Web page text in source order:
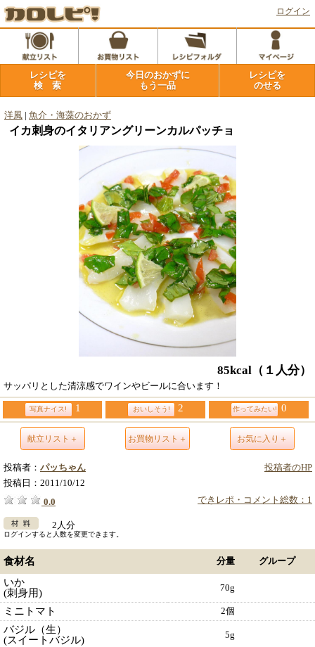
ログイン
レシピを
検 索
今日のおかずに
もう一品
レシピを
のせる
洋風 魚介・海藻のおかず
イカ刺身のイタリアングリーンカルパッチョ
85kcal （１人分）
サッパリとした清涼感でワインやビールに合います！
写真ナイス! 1 おいしそう! 2 作ってみたい! 0
献立リスト＋ お買物リスト＋ お気に入り＋
投稿者のHP
投稿者： パッちゃん
投稿日： 2011/10/12
できレポ・コメント総数：1
0.0
2人分
ログインすると人数を変更できます。
食材名 分量 グループ
いか
(刺身用)
70g
ミニトマト 2個
バジル（生）
(スイートバジル)
5g